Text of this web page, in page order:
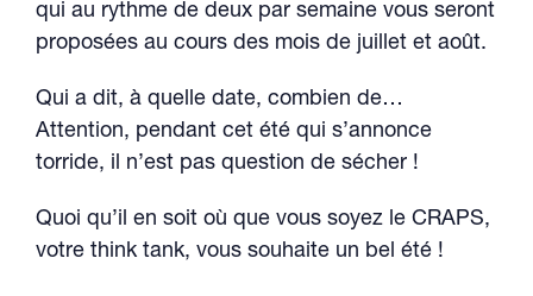
qui au rythme de deux par semaine vous seront
proposées au cours des mois de juillet et août.
Qui a dit, à quelle date, combien de…
Attention, pendant cet été qui s’annonce
torride, il n’est pas question de sécher !
Quoi qu’il en soit où que vous soyez le CRAPS,
votre think tank, vous souhaite un bel été !